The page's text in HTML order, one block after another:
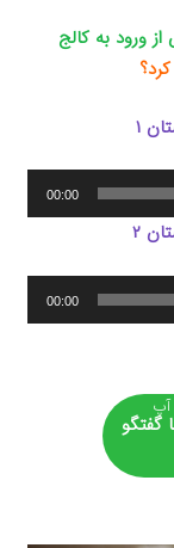
ورود به کالج
۱
00:00
۲
00:00
آپ
گفتگو